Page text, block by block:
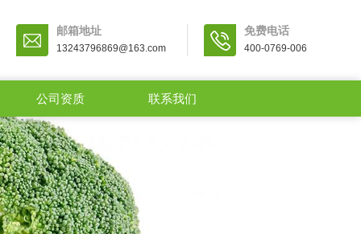
邮箱地址
13243796869@163.com
免费电话
400-0769-006
公司资质 联系我们